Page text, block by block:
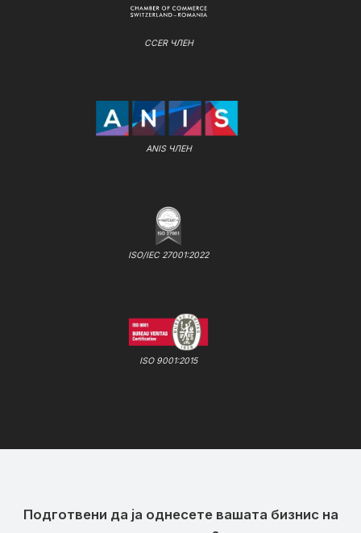
CCER ЧЛЕН
ANIS ЧЛЕН
ISO/IEC 27001:2022
ISO 9001:2015
Подготвени да ја однесете вашата бизнис на